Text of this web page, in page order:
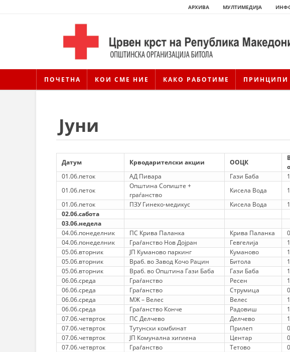
АРХИВА МУЛТИМЕДИЈА
ПОЧЕТНА КОИ СМЕ НИЕ КАКО РАБОТИМЕ ПРИНЦИПИ
Јуни
Датум Крводарителски акции ООЦК
01.06.петок
АД Пивара Гази Баба
01.06.петок
Општина Сопиште +
граѓанство
Кисела Вода
01.06.петок
ПЗУ Гинеко-медикус Кисела Вода
02.06.сабота
03.06.недела
04.06.понеделник
ПС Крива Паланка Крива Паланка
04.06.понеделник
Граѓанство Нов Дојран Гевгелија
05.06.вторник
ЈП Куманово паркинг Куманово
05.06.вторник
Враб. во Завод Кочо Рацин Битола
05.06.вторник
Враб. во Општина Гази Баба Гази Баба
06.06.среда
Граѓанство Ресен
06.06.среда
Граѓанство Струмица
06.06.среда
МЖ – Велес Велес
06.06.среда
Граѓанство Конче Радовиш
07.06.четврток
ПС Делчево Делчево
07.06.четврток
Тутунски комбинат Прилеп
07.06.четврток
ЈП Комунална хигиена Центар
07.06.четврток
Граѓанство Тетово